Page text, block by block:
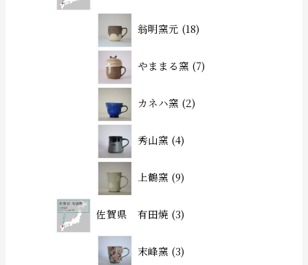
翁明窯元 18
やままる窯 7
カネハ窯 2
秀山窯 4
上鶴窯 9
佐賀県 有田焼 3
末峰窯 3